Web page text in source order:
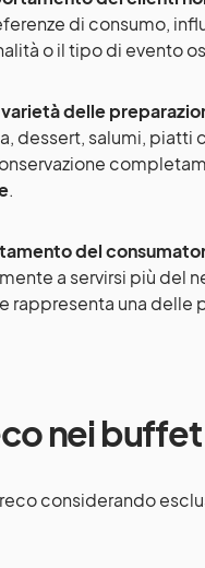
di consumo,
o il tipo di evento
varietà delle
dessert, salumi, piatti
.
del
a servirsi più del
rappresenta una delle
nei buffet
considerando